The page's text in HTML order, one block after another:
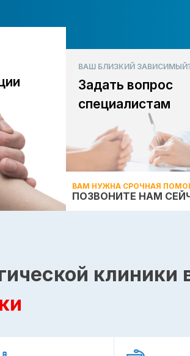
ВАШ БЛИЗКИЙ
Задать вопрос
специалистам
ВАМ НУЖНА СРОЧНАЯ
ПОЗВОНИТЕ НАМ
клиники